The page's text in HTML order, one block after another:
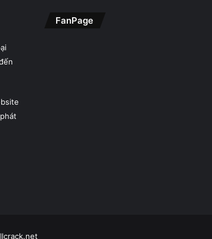
FanPage